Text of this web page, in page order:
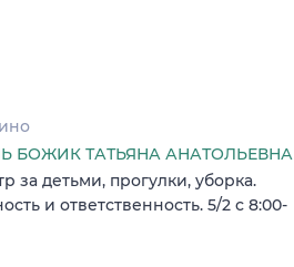
ТАТЬЯНА АНАТОЛЬЕВНА
детьми, прогулки, уборка.
и ответственность. 5/2 с 8:00-